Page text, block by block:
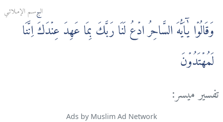
الـرسـم الإمـلائـي
وَقَالُوۡا يٰۤاَيُّهَ السَّاحِرُ ادۡعُ لَنَا رَبَّكَ بِمَا عَهِدَ عِنۡدَكَ‌ۚ اِنَّنَا
لَمُهۡتَدُوۡنَ
تفسير ميسر:
Ads by Muslim Ad Network